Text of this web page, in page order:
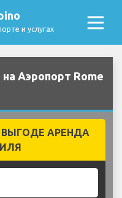
и услугах
Аэропорт Rome
АРЕНДА